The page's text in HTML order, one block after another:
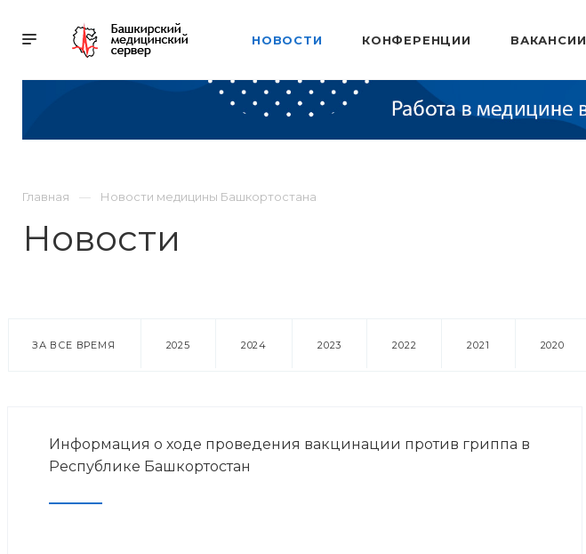
НОВОСТИ КОНФЕРЕНЦИИ ВАКАНСИИ
Главная Новости медицины Башкортостана
Новости
ЗА ВСЕ ВРЕМЯ 2025 2024 2023 2022 2021 2020
Информация о ходе проведения вакцинации против гриппа в
Республике Башкортостан